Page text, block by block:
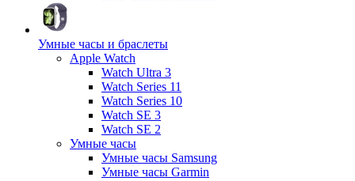
Умные часы и браслеты
Apple Watch
Watch Ultra 3
Watch Series 11
Watch Series 10
Watch SE 3
Watch SE 2
Умные часы
Умные часы Samsung
Умные часы Garmin